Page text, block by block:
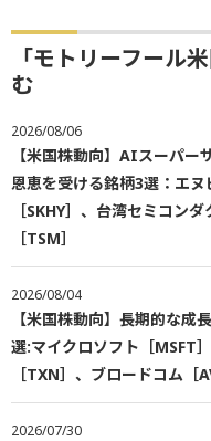
「モトリーフール
む
2026/08/06
【米国株動向】AIスーパ
恩恵を受ける銘柄3選：エ
［SKHY］、台湾セミコン
［TSM］
2026/08/04
【米国株動向】長期的な成
選:マイクロソフト［MSFT
［TXN］、ブロードコム［
2026/07/30